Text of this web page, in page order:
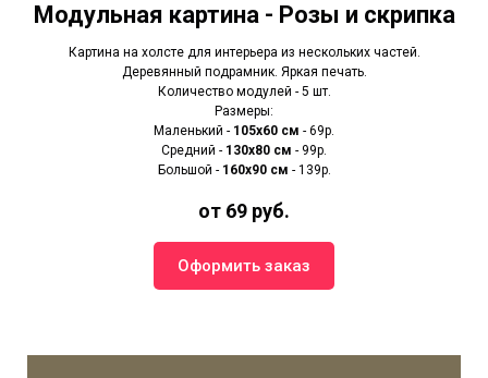
Модульная картина - Розы и скрипка
Картина на холсте для интерьера из нескольких частей.
Деревянный подрамник. Яркая печать.
Количество модулей - 5 шт.
Размеры:
Маленький - 105х60 см - 69р.
Средний - 130х80 см - 99р.
Большой - 160х90 см - 139р.
от 69 руб.
Оформить заказ